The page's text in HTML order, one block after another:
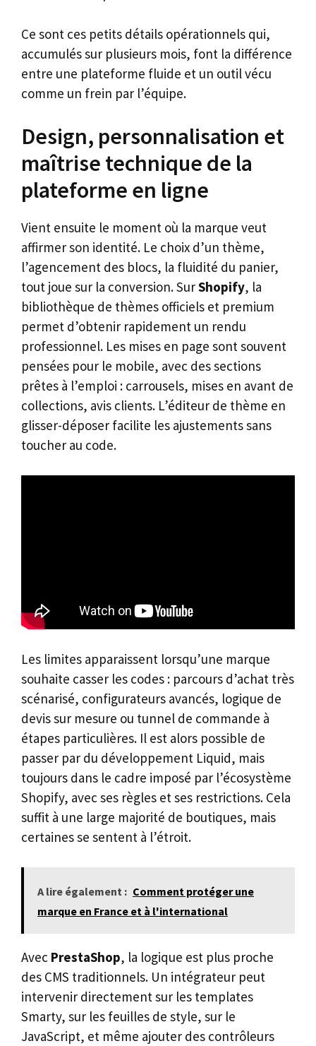
Ce sont ces petits détails opérationnels qui,
accumulés sur plusieurs mois, font la différence
entre une plateforme fluide et un outil vécu
comme un frein par l’équipe.
Design, personnalisation et
maîtrise technique de la
plateforme en ligne
Vient ensuite le moment où la marque veut
affirmer son identité. Le choix d’un thème,
l’agencement des blocs, la fluidité du panier,
tout joue sur la conversion. SurShopify, la
bibliothèque de thèmes officiels et premium
permet d’obtenir rapidement un rendu
professionnel. Les mises en page sont souvent
pensées pour le mobile, avec des sections
prêtes à l’emploi : carrousels, mises en avant de
collections, avis clients. L’éditeur de thème en
glisser-déposer facilite les ajustements sans
toucher au code.
Les limites apparaissent lorsqu’une marque
souhaite casser les codes : parcours d’achat très
scénarisé, configurateurs avancés, logique de
devis sur mesure ou tunnel de commande à
étapes particulières. Il est alors possible de
passer par du développement Liquid, mais
toujours dans le cadre imposé par l’écosystème
Shopify, avec ses règles et ses restrictions. Cela
suffit à une large majorité de boutiques, mais
certaines se sentent à l’étroit.
A lire également : Comment protéger une
marque en France et à l'international
Avec PrestaShop, la logique est plus proche
des CMS traditionnels. Un intégrateur peut
intervenir directement sur les templates
Smarty, sur les feuilles de style, sur le
JavaScript, et même ajouter des contrôleurs